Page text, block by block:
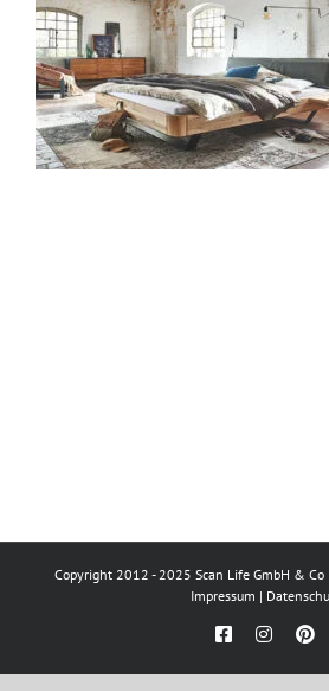
Copyright 2012 - 2025 Scan Life GmbH & Co
Impressum |
Facebook